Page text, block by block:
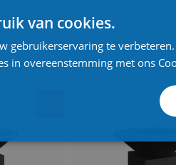
van cookies.
gebruikerservaring te
in overeenstemming met ons